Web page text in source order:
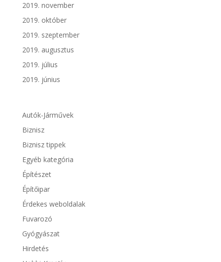
2019. november
2019. október
2019. szeptember
2019. augusztus
2019. július
2019. június
Autók-Járművek
Biznisz
Biznisz tippek
Egyéb kategória
Építészet
Építőipar
Érdekes weboldalak
Fuvarozó
Gyógyászat
Hirdetés